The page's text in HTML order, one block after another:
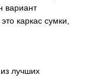
вариант
каркас сумки,
лучших